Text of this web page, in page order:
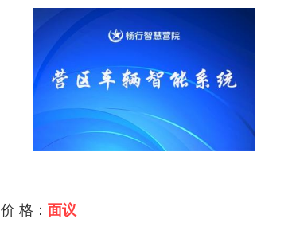
价 格： 面议